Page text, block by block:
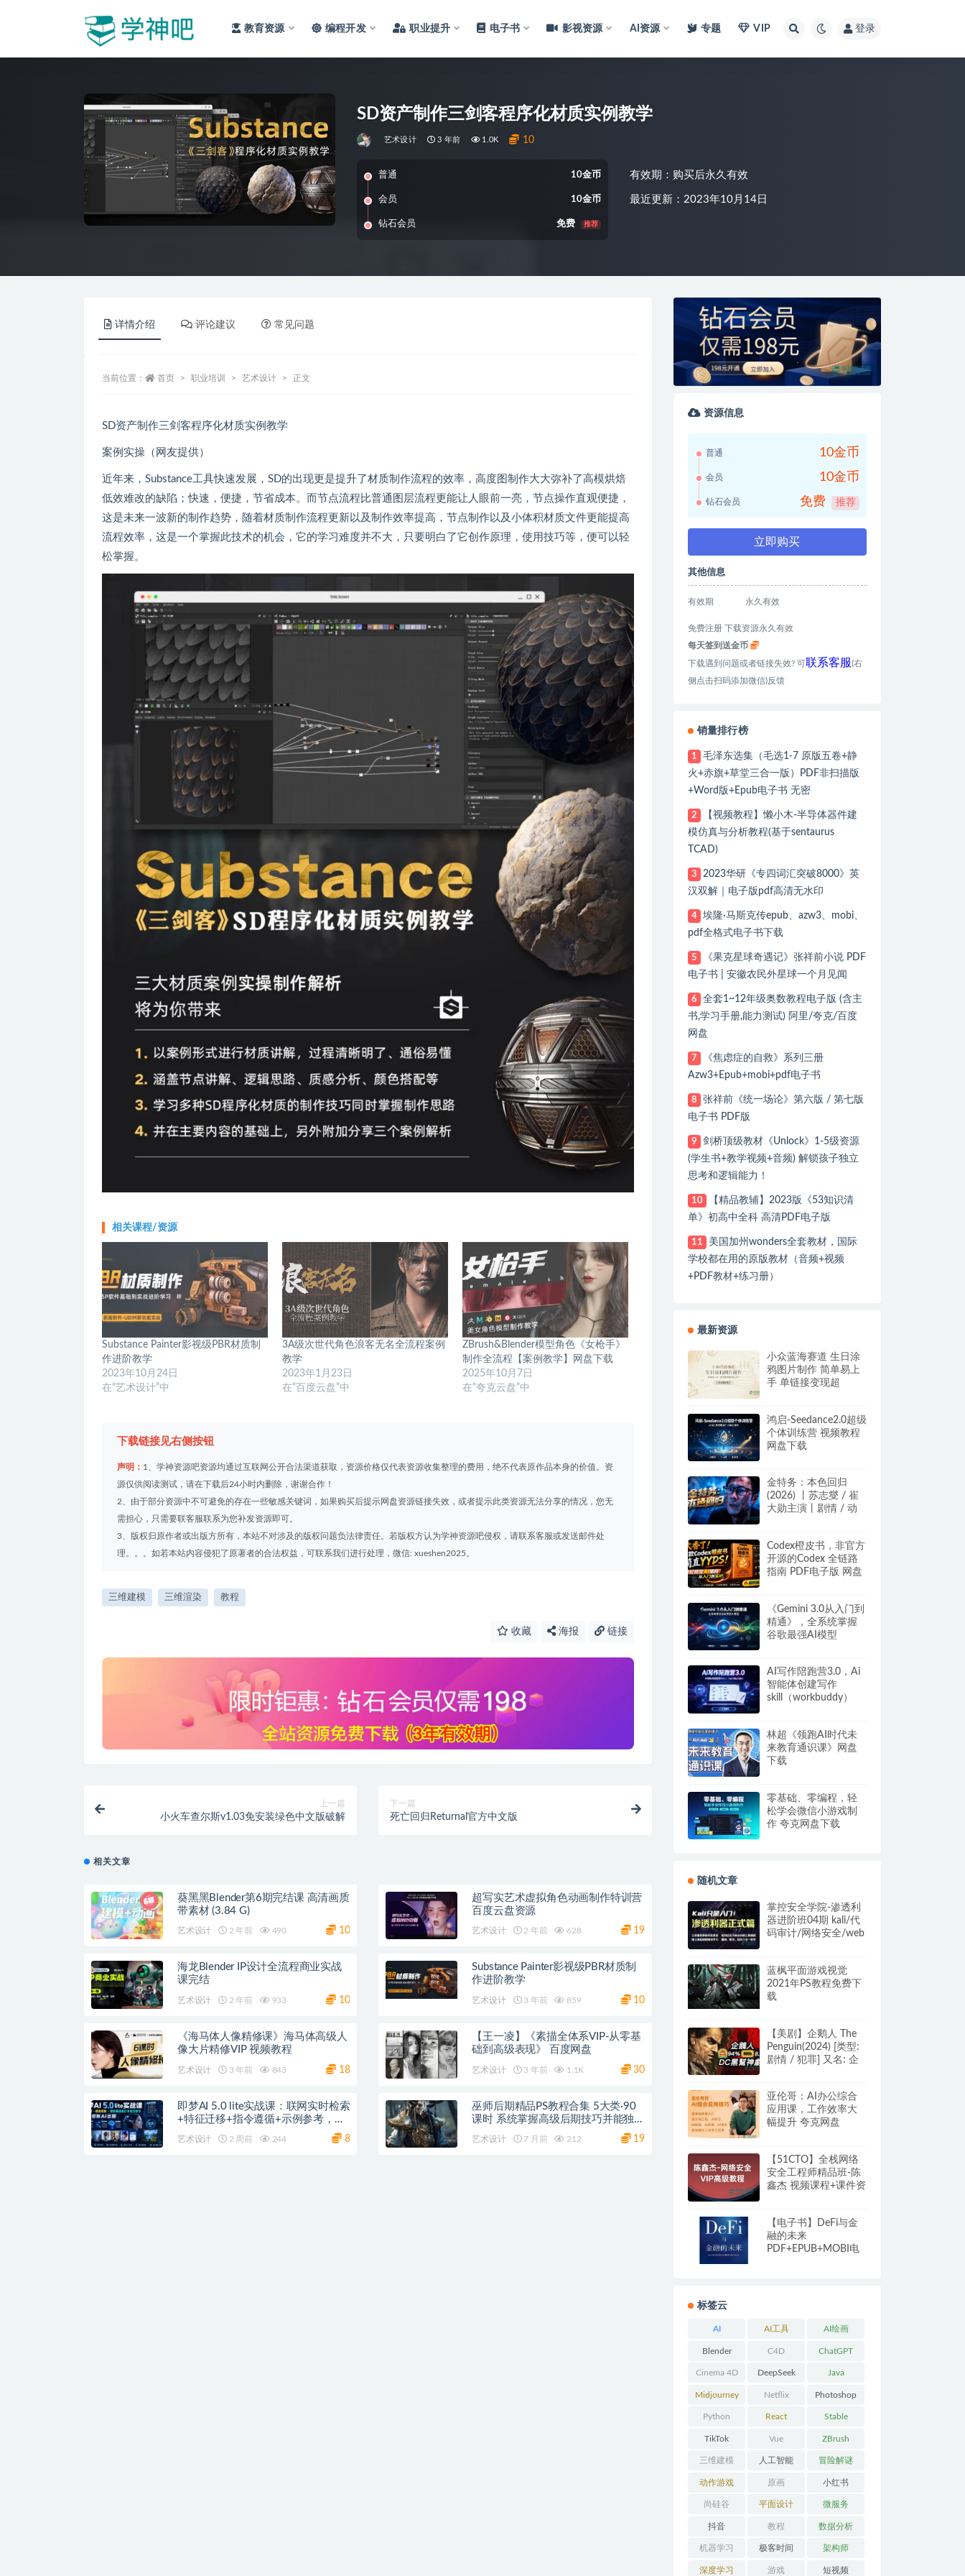
教育资源 编程开发 职业提升 电子书 影视资源 AI资源 专题 VIP 登录
SD资产制作三剑客程序化材质实例教学
艺术设计 3 年前 1.0K 10
普通 10金币
会员 10金币
钻石会员 免费 推荐
有效期：购买后永久有效
最近更新：2023年10月14日
详情介绍 评论建议 常见问题
当前位置： 首页 职业培训 艺术设计 正文
SD资产制作三剑客程序化材质实例教学
案例实操（网友提供）
近年来，Substance工具快速发展，SD的出现更是提升了材质制作流程的效率，高度图制作大大弥补了高模烘焙
低效难改的缺陷；快速，便捷，节省成本。而节点流程比普通图层流程更能让人眼前一亮，节点操作直观便捷，
这是未来一波新的制作趋势，随着材质制作流程更新以及制作效率提高，节点制作以及小体积材质文件更能提高
流程效率，这是一个掌握此技术的机会，它的学习难度并不大，只要明白了它创作原理，使用技巧等，便可以轻
松掌握。
相关课程/资源
Substance Painter影视级PBR材质制
作进阶教学
2023年10月24日
在“艺术设计”中
3A级次世代角色浪客无名全流程案例
教学
2023年1月23日
在“百度云盘”中
ZBrush&Blender模型角色《女枪手》
制作全流程【案例教学】网盘下载
2025年10月7日
在“夸克云盘”中
下载链接见右侧按钮
声明： 1、学神资源吧资源均通过互联网公开合法渠道获取，资源价格仅代表资源收集整理的费用，绝不代表原作品本身的价值。资
源仅供阅读测试，请在下载后24小时内删除，谢谢合作！
2、由于部分资源中不可避免的存在一些敏感关键词，如果购买后提示网盘资源链接失效，或者提示此类资源无法分享的情况，您无
需担心，只需要联客服联系为您补发资源即可。
3、版权归原作者或出版方所有，本站不对涉及的版权问题负法律责任。若版权方认为学神资源吧侵权，请联系客服或发送邮件处
理。。。如若本站内容侵犯了原著者的合法权益，可联系我们进行处理，微信: xueshen2025。
三维建模 三维渲染 教程
收藏 海报 链接
上一篇
小火车查尔斯v1.03免安装绿色中文版破解
下一篇
死亡回归Returnal官方中文版
相关文章
葵黑黑Blender第6期完结课 高清画质
带素材 (3.84 G)
艺术设计 2 年前 490 10
超写实艺术虚拟角色动画制作特训营
百度云盘资源
艺术设计 2 年前 628 19
海龙Blender IP设计全流程商业实战
课完结
艺术设计 2 年前 933 10
Substance Painter影视级PBR材质制
作进阶教学
艺术设计 3 年前 859 10
《海马体人像精修课》海马体高级人
像大片精修VIP 视频教程
艺术设计 3 年前 843 18
【王一凌】《素描全体系VIP-从零基
础到高级表现》 百度网盘
艺术设计 3 年前 1.1K 30
即梦AI 5.0 lite实战课：联网实时检索
+特征迁移+指令遵循+示例参考，精
艺术设计 2 周前 244 8
巫师后期精品PS教程合集 5大类·90
课时 系统掌握高级后期技巧并能独
艺术设计 7 月前 212 19
资源信息
普通 10金币
会员 10金币
钻石会员 免费 推荐
立即购买
其他信息
有效期 永久有效
免费注册 下载资源永久有效
每天签到送金币
下载遇到问题或者链接失效? 可联系客服(右
侧点击扫码添加微信)反馈
销量排行榜
1
毛泽东选集（毛选1-7 原版五卷+静
火+赤旗+草堂三合一版）PDF非扫描版
+Word版+Epub电子书 无密
2
【视频教程】懒小木-半导体器件建
模仿真与分析教程(基于sentaurus
TCAD)
3
2023华研《专四词汇突破8000》英
汉双解｜电子版pdf高清无水印
4
埃隆·马斯克传epub、azw3、mobi、
pdf全格式电子书下载
5
《果克星球奇遇记》张祥前小说 PDF
电子书 | 安徽农民外星球一个月见闻
6
全套1~12年级奥数教程电子版 (含主
书,学习手册,能力测试) 阿里/夸克/百度
网盘
7
《焦虑症的自救》系列三册
Azw3+Epub+mobi+pdf电子书
8
张祥前《统一场论》第六版 / 第七版
电子书 PDF版
9
剑桥顶级教材《Unlock》1-5级资源
(学生书+教学视频+音频) 解锁孩子独立
思考和逻辑能力！
10
【精品教辅】2023版《53知识清
单》初高中全科 高清PDF电子版
11
美国加州wonders全套教材，国际
学校都在用的原版教材（音频+视频
+PDF教材+练习册）
最新资源
小众蓝海赛道 生日涂
鸦图片制作 简单易上
手 单链接变现超
鸿启-Seedance2.0超级
个体训练营 视频教程
网盘下载
金特务：本色回归
(2026) 丨苏志燮 / 崔
大勋主演丨剧情 / 动
Codex橙皮书，非官方
开源的Codex 全链路
指南 PDF电子版 网盘
《Gemini 3.0从入门到
精通》，全系统掌握
谷歌最强AI模型
AI写作陪跑营3.0，Ai
智能体创建写作
skill（workbuddy）
林超《领跑AI时代未
来教育通识课》网盘
下载
零基础、零编程，轻
松学会微信小游戏制
作 夸克网盘下载
随机文章
掌控安全学院-渗透利
器进阶班04期 kali/代
码审计/网络安全/web
蓝枫平面游戏视觉
2021年PS教程免费下
载
【美剧】企鹅人 The
Penguin(2024) [类型:
剧情 / 犯罪] 又名: 企
盘
亚伦哥：AI办公综合
应用课，工作效率大
幅提升 夸克网盘
【51CTO】全栈网络
安全工程师精品班-陈
鑫杰 视频课程+课件资
【电子书】DeFi与金
融的未来
PDF+EPUB+MOBI电
标签云
AI AI工具 AI绘画
Blender C4D ChatGPT
Cinema 4D DeepSeek Java
Midjourney Netflix Photoshop
Python React Stable
Diffusion
TikTok Vue ZBrush
三维建模 人工智能 冒险解谜
AVG
动作游戏
ACT
原画 小红书
尚硅谷 平面设计 微服务
抖音 教程 数据分析
机器学习 极客时间 架构师
深度学习 游戏 短视频